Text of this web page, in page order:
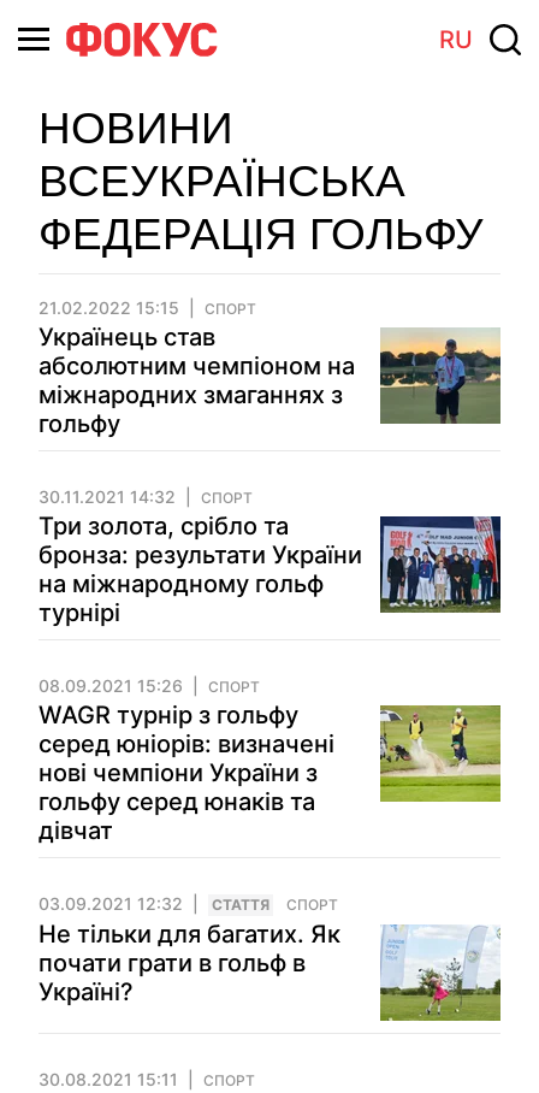
RU
НОВИНИ
ВСЕУКРАЇНСЬКА
ФЕДЕРАЦІЯ ГОЛЬФУ
21.02.2022 15:15 СПОРТ
Українець став
абсолютним чемпіоном на
міжнародних змаганнях з
гольфу
30.11.2021 14:32 СПОРТ
Три золота, срібло та
бронза: результати України
на міжнародному гольф
турнірі
08.09.2021 15:26 СПОРТ
WAGR турнір з гольфу
серед юніорів: визначені
нові чемпіони України з
гольфу серед юнаків та
дівчат
03.09.2021 12:32 СТАТТЯ СПОРТ
Не тільки для багатих. Як
почати грати в гольф в
Україні?
30.08.2021 15:11 СПОРТ